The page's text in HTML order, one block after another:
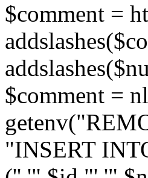
$comment =
$comment =
"INSERT